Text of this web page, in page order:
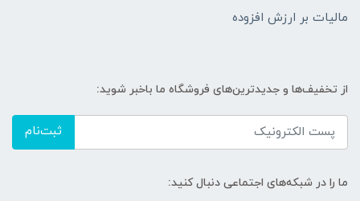
مالیات بر ارزش افزوده
از تخفیف‌ها و جدیدترین‌های فروشگاه ما باخبر شوید:
ثبت‌نام
ما را در شبکه‌های اجتماعی دنبال کنید: